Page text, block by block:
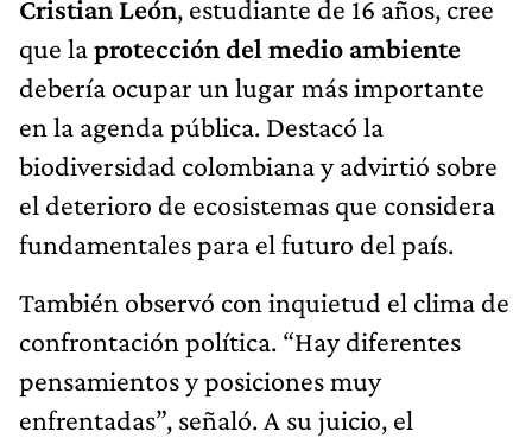
Cristian León, estudiante de 16 años, cree
que laprotección del medio ambiente
debería ocupar un lugar más importante
en la agenda pública. Destacó la
biodiversidad colombiana y advirtió sobre
el deterioro de ecosistemas que considera
fundamentales para el futuro del país.
También observó con inquietud el clima de
confrontación política. “Hay diferentes
pensamientos y posiciones muy
enfrentadas”, señaló. A su juicio, el